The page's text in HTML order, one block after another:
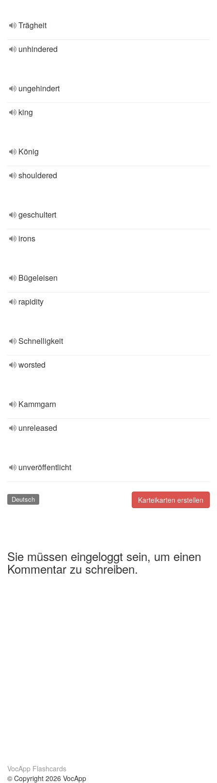
Trägheit
unhindered
ungehindert
king
König
shouldered
geschultert
irons
Bügeleisen
rapidity
Schnelligkeit
worsted
Kammgarn
unreleased
unveröffentlicht
Karteikarten erstellen
Deutsch
Sie müssen eingeloggt sein, um einen
Kommentar zu schreiben.
VocApp Flashcards
© Copyright 2026 VocApp